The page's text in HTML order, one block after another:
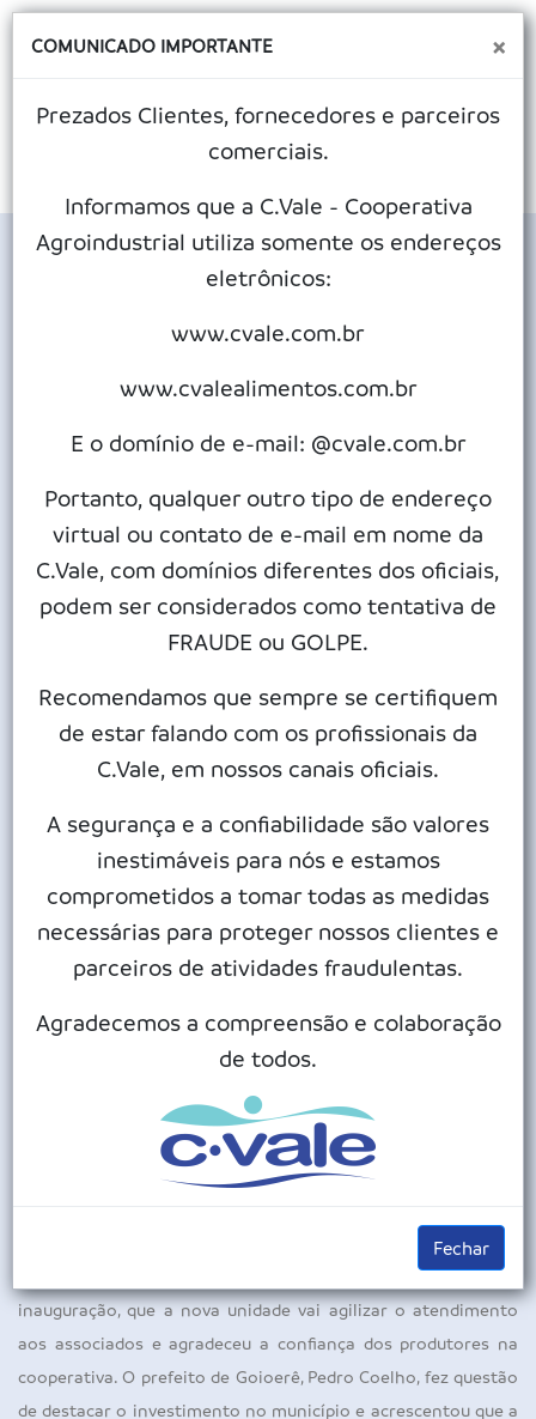
MENU
Unidade de R$ 88 milhões reforça C.Vale
C.Vale investiu em estrutura para mais de 700 mil sacas de
passaram a contar com uma nova unidade da C.Vale para
recebimento de grãos. A cooperativa passou a atender em
uma estrutura construída sobre uma área própria de 11,6
hectares. A capacidade de armazenagem é de 721 mil sacas,
divididas em um armazém (700 mil sacas) e dois silos-pulmão
(21 mil sacas). O descarregamento de grãos será feito por dois
tombadores hidráulicos enquanto a secagem será realizada
com equipamento com capacidade para 200 toneladas/hora,
alimentado por cavacos.
Uma balança rodoviária automatizada de 30 metros será
usada para a pesagem de entrada e saída de veículos de
carga. A classificação dos grãos será feita por coletor de
dois mil metros quadrados foi destinado à armazenagem de
insumos e um escritório de 500 metros quadrados vai
centralizar o atendimento a produtores e clientes. A unidade
fica às margens da PR-472, que liga Goioerê a Rancho Alegre
O presidente da C.Vale, Alfredo Lang, afirmou, na cerimônia de
inauguração, que a nova unidade vai agilizar o atendimento
aos associados e agradeceu a confiança dos produtores na
cooperativa. O prefeito de Goioerê, Pedro Coelho, fez questão
de destacar o investimento no município e acrescentou que a
COMUNICADO IMPORTANTE ×
Prezados Clientes, fornecedores e parceiros
comerciais.
Informamos que a C.Vale - Cooperativa
Agroindustrial utiliza somente os endereços
eletrônicos:
www.cvale.com.br
www.cvalealimentos.com.br
E o domínio de e-mail: @cvale.com.br
Portanto, qualquer outro tipo de endereço
virtual ou contato de e-mail em nome da
C.Vale, com domínios diferentes dos oficiais,
podem ser considerados como tentativa de
FRAUDE ou GOLPE.
Recomendamos que sempre se certifiquem
de estar falando com os profissionais da
C.Vale, em nossos canais oficiais.
A segurança e a confiabilidade são valores
inestimáveis para nós e estamos
comprometidos a tomar todas as medidas
necessárias para proteger nossos clientes e
parceiros de atividades fraudulentas.
Agradecemos a compreensão e colaboração
de todos.
Fechar